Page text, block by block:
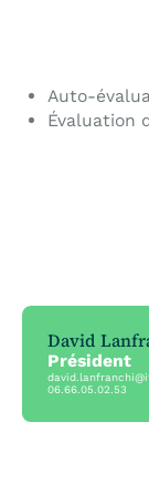
Auto-
Évaluation
David
Président
06.66.05.02.53